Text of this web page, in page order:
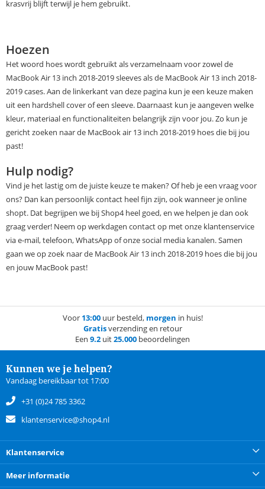
krasvrij blijft terwijl je hem gebruikt.
Hoezen
Het woord hoes wordt gebruikt als verzamelnaam voor zowel de
MacBook Air 13 inch 2018-2019 sleeves als de MacBook Air 13 inch 2018-
2019 cases. Aan de linkerkant van deze pagina kun je een keuze maken
uit een hardshell cover of een sleeve. Daarnaast kun je aangeven welke
kleur, materiaal en functionaliteiten belangrijk zijn voor jou. Zo kun je
gericht zoeken naar de MacBook air 13 inch 2018-2019 hoes die bij jou
past!
Hulp nodig?
Vind je het lastig om de juiste keuze te maken? Of heb je een vraag voor
ons? Dan kan persoonlijk contact heel fijn zijn, ook wanneer je online
shopt. Dat begrijpen we bij Shop4 heel goed, en we helpen je dan ook
graag verder! Neem op werkdagen contact op met onze klantenservice
via e-mail, telefoon, WhatsApp of onze social media kanalen. Samen
gaan we op zoek naar de MacBook Air 13 inch 2018-2019 hoes die bij jou
en jouw MacBook past!
Voor 13:00uur besteld, morgen in huis!
Gratisverzending en retour
Een 9.2 uit25.000 beoordelingen
Kunnen we je helpen?
Vandaag bereikbaar tot 17:00
+31 (0)24 785 3362
klantenservice@shop4.nl
Klantenservice
Meer informatie